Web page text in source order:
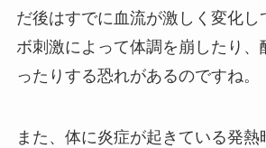
だ後はすでに血流が激しく変化し
ボ刺激によって体調を崩したり、
ったりする恐れがあるのですね。
また、体に炎症が起きている発熱